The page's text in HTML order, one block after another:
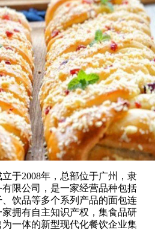
立于2008年，总部位于广州，隶
限公司，是一家经营品种包括
饮品等多个系列产品的面包连
拥有自主知识产权，集食品研
一体的新型现代化餐饮企业集